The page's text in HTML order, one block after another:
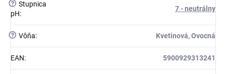
? Stupnica
pH:
7 - neutrálny
? Vôňa: Kvetinová, Ovocná
EAN: 5900929313241